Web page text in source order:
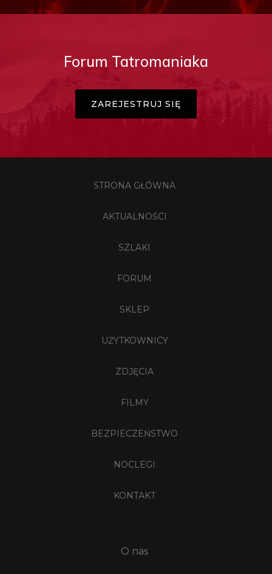
Forum Tatromaniaka
ZAREJESTRUJ SIĘ
STRONA GŁÓWNA
AKTUALNOŚCI
SZLAKI
FORUM
SKLEP
UŻYTKOWNICY
ZDJĘCIA
FILMY
BEZPIECZEŃSTWO
NOCLEGI
KONTAKT
O nas